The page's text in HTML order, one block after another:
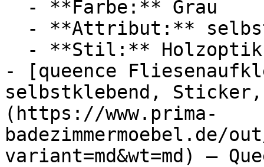
- [queence
selbstklebend,
(https://www.prima-
badezimmermoebel.de/
variant=md&wt=md) —